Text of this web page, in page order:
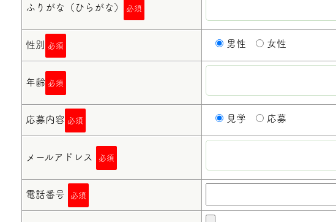
ふりがな（ひらがな） 必須
性別 必須 男性 女性
年齢 必須
応募内容 必須 見学 応募
メールアドレス 必須
電話番号 必須